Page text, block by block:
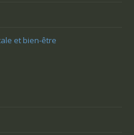
et bien-être